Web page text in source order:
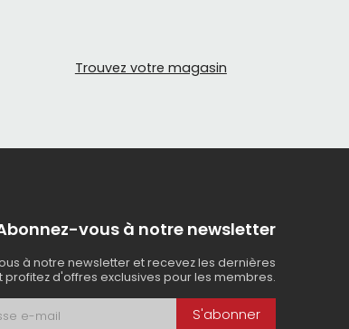
Trouvez votre magasin
vous à notre newsletter
à notre newsletter et recevez les dernières
profitez d'offres exclusives pour les membres.
S'abonner